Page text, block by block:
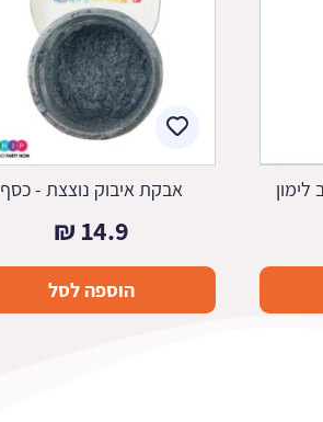
לימון אבקת איבוק נוצצת - כסף
14.9
₪
הוספה לסל